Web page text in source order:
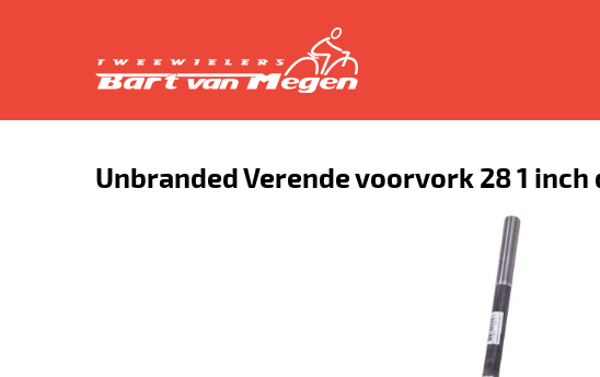
Unbranded Verende voorvork 28 1